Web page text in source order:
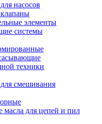
насосов
элементы
системы
техники
смешивания
масла для цепей и пил